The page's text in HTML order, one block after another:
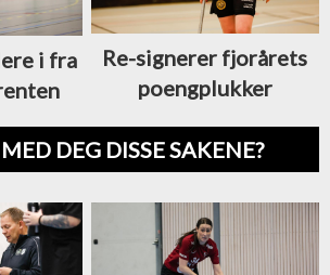
i fra
Re-signerer fjorårets
poengplukker
DEG DISSE SAKENE?